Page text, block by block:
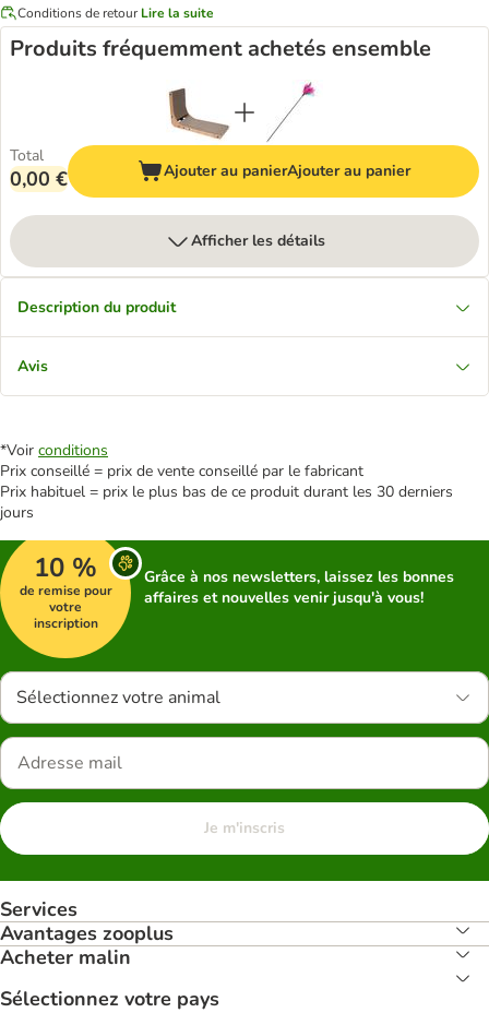
Conditions de retour Lire la suite
Produits fréquemment achetés ensemble
Total
0,00 € Ajouter au panierAjouter au panier
Afficher les détails
Description du produit
Avis
*Voir conditions
Prix conseillé = prix de vente conseillé par le fabricant
Prix habituel = prix le plus bas de ce produit durant les 30 derniers
jours
10 %
de remise pour
votre
inscription
Grâce à nos newsletters, laissez les bonnes
affaires et nouvelles venir jusqu'à vous!
Sélectionnez votre animal
Je m'inscris
Services
Avantages zooplus
Acheter malin
Sélectionnez votre pays